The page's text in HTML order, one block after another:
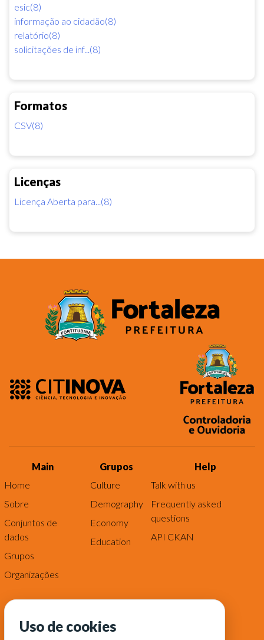
esic(8)
informação ao cidadão(8)
relatório(8)
solicitações de inf...(8)
Formatos
CSV(8)
Licenças
Licença Aberta para...(8)
Main
Home
Sobre
Conjuntos de
dados
Grupos
Organizações
Grupos
Culture
Demography
Economy
Education
Help
Talk with us
Frequently asked
questions
API CKAN
Uso de cookies